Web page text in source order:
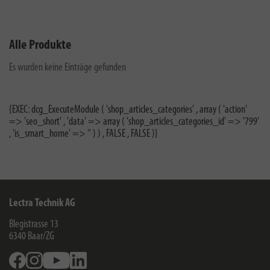
Alle Produkte
Es wurden keine Einträge gefunden
{EXEC: dcg_ExecuteModule ( 'shop_articles_categories' , array ( 'action'
=> 'seo_short' , 'data' => array ( 'shop_articles_categories_id' => '799'
, 'is_smart_home' => '' ) ) , FALSE , FALSE )}
Lectra Technik AG
Blegistrasse 13
6340 Baar/ZG
FacebookInstagramYoutube